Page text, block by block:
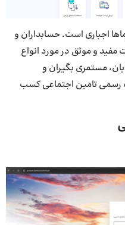
اجباری است. حسابداران و
و موثق در مورد انواع
مستمری بگیران و
رسمی تامین اجتماعی کسب